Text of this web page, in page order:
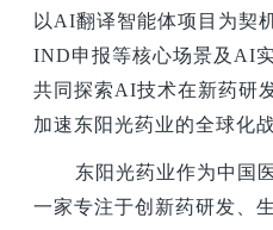
以AI翻译智能体项目为契
IND申报等核心场景及AI
共同探索AI技术在新药研
加速东阳光药业的全球化
东阳光药业作为中国
一家专注于创新药研发、